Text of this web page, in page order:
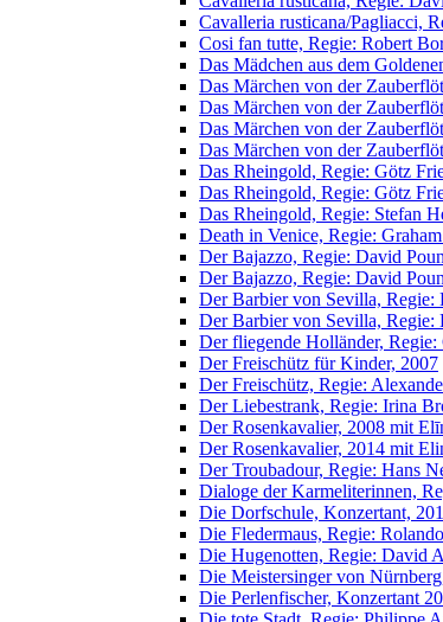
Cavalleria rusticana/Pagliacci,
Cosi fan tutte, Regie: Robert
Das Mädchen aus dem
Das Märchen von der
Das Märchen von der
Das Märchen von der
Das Märchen von der
Das Rheingold, Regie: Götz
Das Rheingold, Regie: Götz
Das Rheingold, Regie: Stefan
Death in Venice, Regie:
Der Bajazzo, Regie: David
Der Bajazzo, Regie: David
Der Barbier von Sevilla, Regie:
Der Barbier von Sevilla, Regie:
Der fliegende Holländer,
Der Freischütz für Kinder, 2007
Der Freischütz, Regie:
Der Liebestrank, Regie: Irina
Der Rosenkavalier, 2008 mit
Der Rosenkavalier, 2014 mit
Der Troubadour, Regie: Hans
Dialoge der Karmeliterinnen,
Die Dorfschule, Konzertant,
Die Fledermaus, Regie:
Die Hugenotten, Regie: David
Die Meistersinger von
Die Perlenfischer, Konzertant